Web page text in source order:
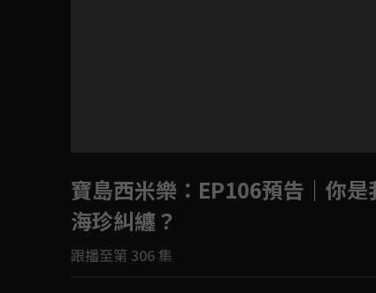
寶島西米樂 ：EP106預告｜你
海珍糾纏？
跟播至第 306 集